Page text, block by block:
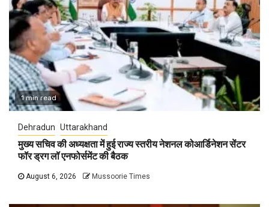
1 min read
Dehradun Uttarakhand
मुख्य सचिव की अध्यक्षता में हुई राज्य स्तरीय नेशनल कोआर्डिनेशन सेंटर
फॉर ड्रग लॉ एनफोर्समेंट की बैठक
August 6, 2026 Mussoorie Times